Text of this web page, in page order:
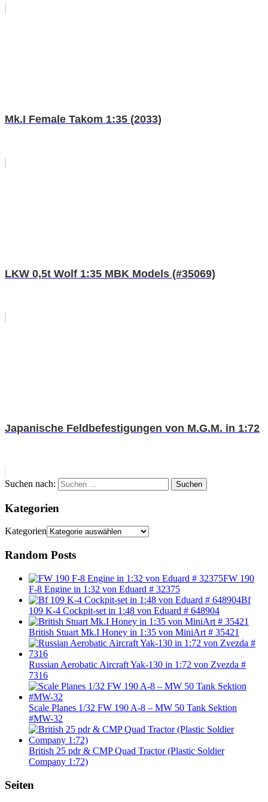
Mk.I Female Takom 1:35 (2033)
LKW 0,5t Wolf 1:35 MBK Models (#35069)
Japanische Feldbefestigungen von M.G.M. in 1:72
Suchen nach: Suchen
Kategorien
Kategorien
Random Posts
FW 190
F-8 Engine in 1:32 von Eduard # 32375
Bf
109 K-4 Cockpit-set in 1:48 von Eduard # 648904
British Stuart Mk.I Honey in 1:35 von MiniArt # 35421
Russian Aerobatic Aircraft Yak-130 in 1:72 von Zvezda #
7316
Scale Planes 1/32 FW 190 A-8 – MW 50 Tank Sektion
#MW-32
British 25 pdr & CMP Quad Tractor (Plastic Soldier
Company 1:72)
Seiten